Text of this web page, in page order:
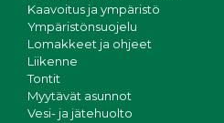
Kaavoitus ja ympäristö
Ympäristönsuojelu
Lomakkeet ja ohjeet
Liikenne
Tontit
Myytävät asunnot
Vesi- ja jätehuolto